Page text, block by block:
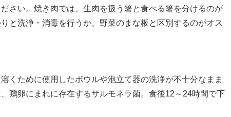
さい。焼き肉では、生肉を扱う箸と食べる箸を分けるのが
と洗浄・消毒を行うか、野菜のまな板と区別するのがオス
くために使用したボウルや泡立て器の洗浄が不十分なまま
鶏卵にまれに存在するサルモネラ菌。食後12～24時間で下